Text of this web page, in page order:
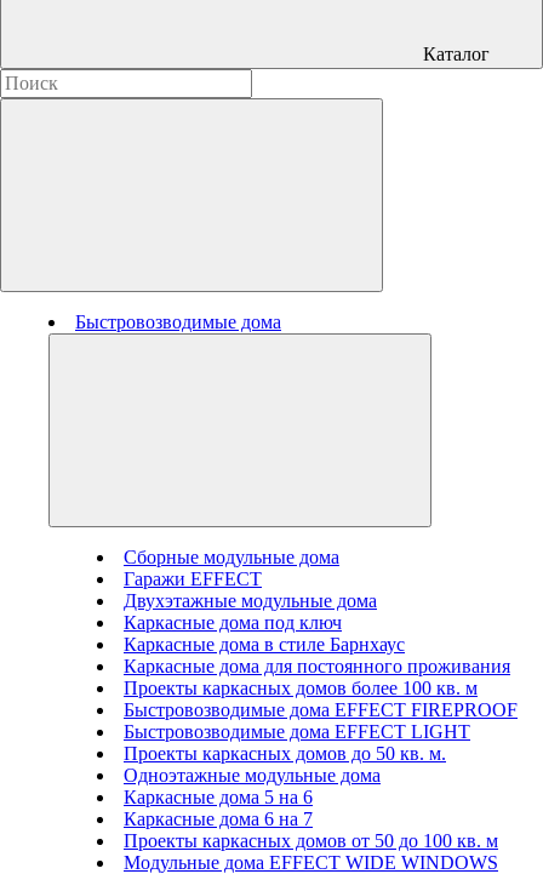
Каталог
Быстровозводимые дома
Сборные модульные дома
Гаражи EFFECT
Двухэтажные модульные дома
Каркасные дома под ключ
Каркасные дома в стиле Барнхаус
Каркасные дома для постоянного проживания
Проекты каркасных домов более 100 кв. м
Быстровозводимые дома EFFECT FIREPROOF
Быстровозводимые дома EFFECT LIGHT
Проекты каркасных домов до 50 кв. м.
Одноэтажные модульные дома
Каркасные дома 5 на 6
Каркасные дома 6 на 7
Проекты каркасных домов от 50 до 100 кв. м
Модульные дома EFFECT WIDE WINDOWS